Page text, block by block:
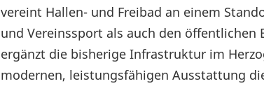
vereint Hallen- und Freibad an einem
und Vereinssport als auch den öffentlichen
ergänzt die bisherige Infrastruktur im
modernen, leistungsfähigen Ausstattung